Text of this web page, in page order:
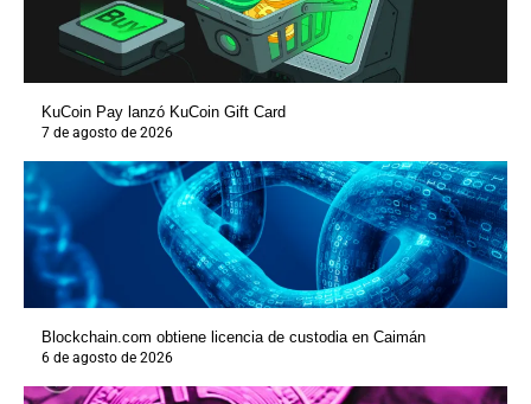
KuCoin Pay lanzó KuCoin Gift Card
7 de agosto de 2026
Blockchain.com obtiene licencia de custodia en Caimán
6 de agosto de 2026